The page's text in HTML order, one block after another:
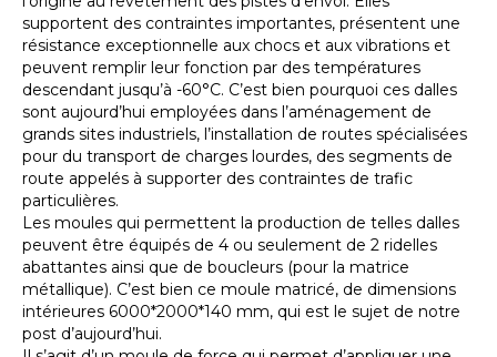
supportent des contraintes importantes, présentent une
résistance exceptionnelle aux chocs et aux vibrations et
peuvent remplir leur fonction par des températures
descendant jusqu’à -60°C. C’est bien pourquoi ces dalles
sont aujourd’hui employées dans l’aménagement de
grands sites industriels, l’installation de routes spécialisées
pour du transport de charges lourdes, des segments de
route appelés à supporter des contraintes de trafic
particulières.
Les moules qui permettent la production de telles dalles
peuvent être équipés de 4 ou seulement de 2 ridelles
abattantes ainsi que de boucleurs (pour la matrice
métallique). C’est bien ce moule matricé, de dimensions
intérieures 6000*2000*140 mm, qui est le sujet de notre
post d’aujourd’hui.